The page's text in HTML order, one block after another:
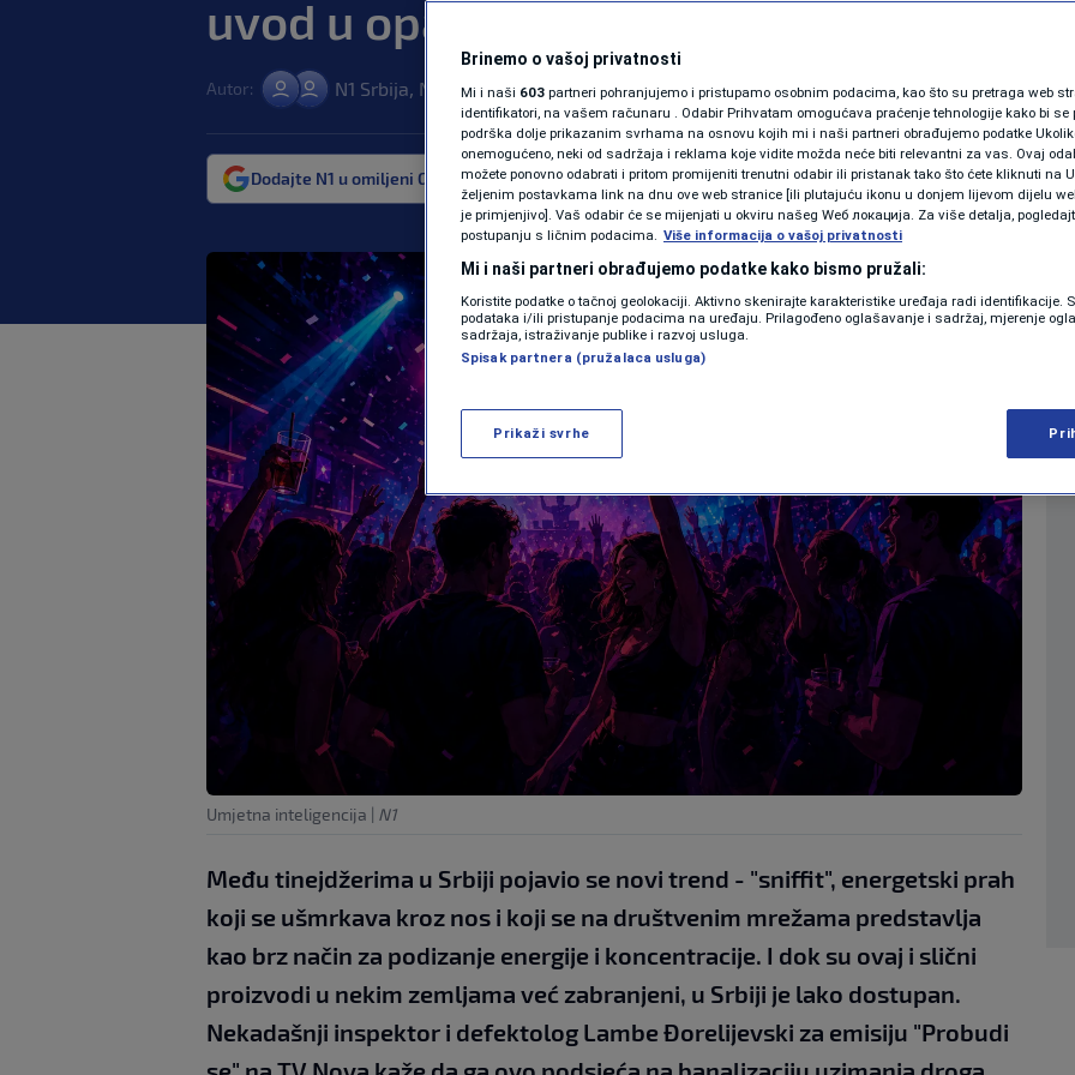
KOLUMNE
PODCAST
N1 SPECIJAL
FENOMENI
NEISTRAŽENO
VIRALNO
uvod u opasniju zavisnost
Autor: N1 Srbija, Nova S | 17. maj. 2026. 17:19 | ZDRAVLJE | komentara
Dodajte N1 u omiljeni Google izvor Više
Umjetna inteligencija | N1
Među tinejdžerima u Srbiji pojavio se novi trend - "sniffit", energetski prah
koji se ušmrkava kroz nos i koji se na društvenim mrežama predstavlja
kao brz način za podizanje energije i koncentracije. I dok su ovaj i slični
proizvodi u nekim zemljama već zabranjeni, u Srbiji je lako dostupan.
Nekadašnji inspektor i defektolog Lambe Đorelijevski za emisiju "Probudi
Brinemo o vašoj privatnosti
Mi i naši 603 partneri pohranjujemo i pristupamo osobnim podacima, kao što su pretraga web
identifikatori, na vašem računaru . Odabir Prihvatam omogućava praćenje tehnologije kako bi se
podrška dolje prikazanim svrhama na osnovu kojih mi i naši partneri obrađujemo podatke
onemogućeno, neki od sadržaja i reklama koje vidite možda neće biti relevantni za vas. Ovaj
možete ponovno odabrati i pritom promijeniti trenutni odabir ili pristanak tako što ćete kliknuti na
željenim postavkama link na dnu ove web stranice [ili plutajuću ikonu u donjem lijevom dijelu
je primjenjivo]. Vaš odabir će se mijenjati u okviru našeg Wеб локација. Za više detalja,
postupanju s ličnim podacima. Više informacija o vašoj privatnosti
Mi i naši partneri obrađujemo podatke kako bismo pružali:
Koristite podatke o tačnoj geolokaciji. Aktivno skenirajte karakteristike uređaja radi identifikacije.
podataka i/ili pristupanje podacima na uređaju. Prilagođeno oglašavanje i sadržaj, mjerenje
sadržaja, istraživanje publike i razvoj usluga.
Spisak partnera (pružalaca usluga)
Prikaži svrhe